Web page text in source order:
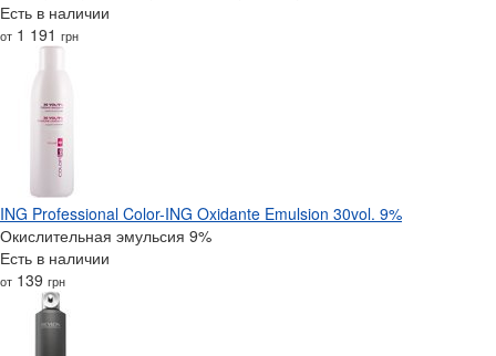
Есть в наличии
от 1 191 грн
ING Professional Color-ING Oxidante Emulsion 30vol. 9%
Окислительная эмульсия 9%
Есть в наличии
от 139 грн